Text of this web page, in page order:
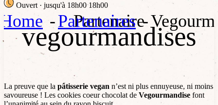
Ouvert · jusqu'à 18h00 18h00
Partenaire
Home Partenaires
vegourmandises
La preuve que la pâtisserie vegan n’est ni plus ennuyeuse, ni moins
savoureuse ! Les cookies coeur chocolat de Vegourmandise font